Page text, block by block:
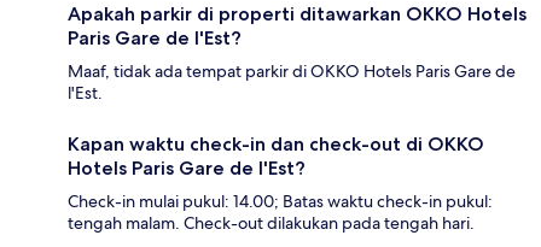
Apakah parkir di properti ditawarkan OKKO Hotels
Paris Gare de l'Est?
Maaf, tidak ada tempat parkir di OKKO Hotels Paris Gare de
l'Est.
Kapan waktu check-in dan check-out di OKKO
Hotels Paris Gare de l'Est?
Check-in mulai pukul: 14.00; Batas waktu check-in pukul:
tengah malam. Check-out dilakukan pada tengah hari.